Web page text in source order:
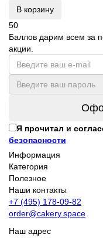
В корзину
50
Баллов дарим всем за
акции.
Я прочитал и
безопасности
Информация
Категория
Полезное
Наши контакты
+7 (495) 178-09-82
order@cakery.space
Наш адрес